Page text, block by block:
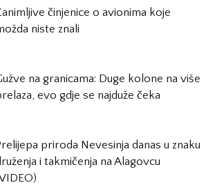
činjenice o avionima koje
niste znali
na granicama: Duge kolone na više
evo gdje se najduže čeka
priroda Nevesinja danas u znaku
i takmičenja na Alagovcu